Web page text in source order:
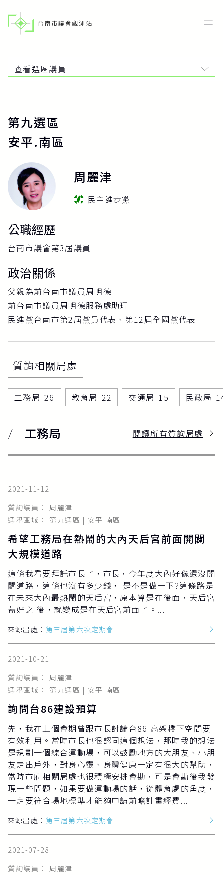
台南市議會觀測站
查看選區議員
第九選區
安平.南區
周麗津
民主進步黨
公職經歷
台南市議會第3屆議員
政治關係
父親為前台南市議員周明德
前台南市議員周明德服務處助理
民進黨台南市第2屆黨員代表、第12屆全國黨代表
質詢相關局處
工務局 26 教育局 22 交通局 15 民政局
工務局 閱讀所有質詢局處
2021-11-12
質詢議員： 周麗津
選舉區域： 第九選區 | 安平.南區
希望工務局在熱鬧的大內天后宮前面開闢
大規模道路
這條我看要拜託市長了，市長，今年度大內好像還沒開
闢道路，這條也沒有多少錢， 是不是做一下?這條路是
在未來大內最熱鬧的天后宮，原本算是在後面，天后宮
蓋好之 後，就變成是在天后宮前面了。...
來源出處： 第三屆第六次定期會
2021-10-21
質詢議員： 周麗津
選舉區域： 第九選區 | 安平.南區
詢問台86建設預算
先，我在上個會期曾跟市長討論台86 高架橋下空間要
有效利用。當時市長也很認同這個想法，那時我的想法
是規劃一個綜合運動場，可以鼓勵地方的大朋友、小朋
友走出戶外，對身心靈、身體健康一定有很大的幫助，
當時市府相關局處也很積極安排會勘，可是會勘後我發
現一些問題，如果要做運動場的話，從體育處的角度，
一定要符合場地標準才能夠申請前瞻計畫經費...
來源出處： 第三屆第六次定期會
2021-07-28
質詢議員： 周麗津